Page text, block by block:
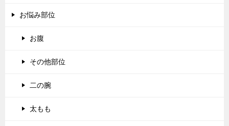
お悩み部位
お腹
その他部位
二の腕
太もも